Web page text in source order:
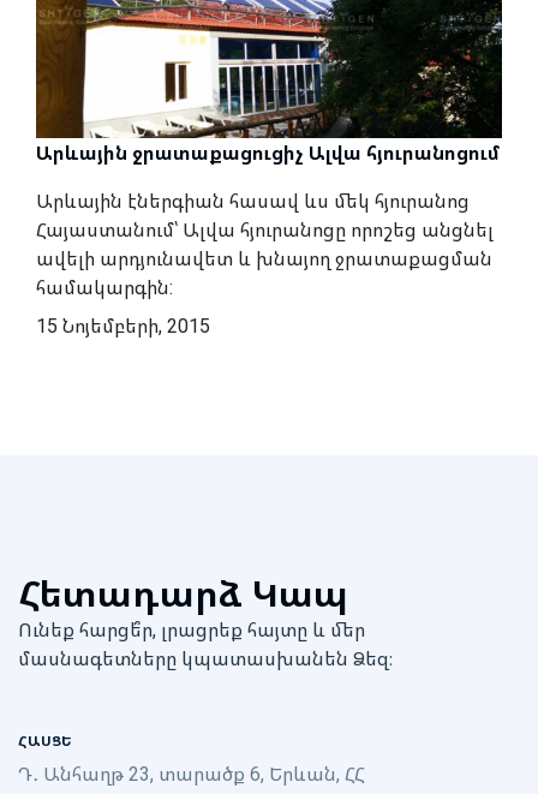
Արևային ջրատաքացուցիչ Ալվա հյուրանոցում
Արևային էներգիան հասավ ևս մեկ հյուրանոց
Հայաստանում՝ Ալվա հյուրանոցը որոշեց անցնել
ավելի արդյունավետ և խնայող ջրատաքացման
համակարգին:
15 Նոյեմբերի, 2015
Հետադարձ Կապ
Ունեք հարցե՞ր, լրացրեք հայտը և մեր
մասնագետները կպատասխանեն Ձեզ։
ՀԱՍՑԵ
Դ․ Անհաղթ 23, տարածք 6, Երևան, ՀՀ